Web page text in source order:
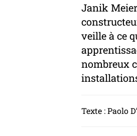
Janik
veille à ce
nombreux
Texte : Paolo